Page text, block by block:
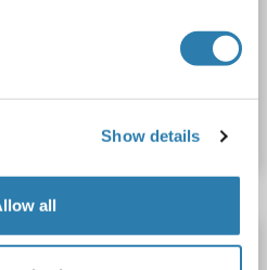
Show details
all
Details